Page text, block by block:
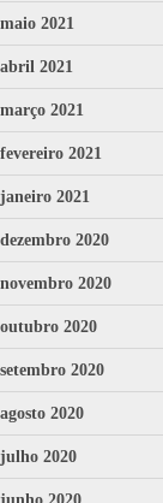
maio 2021
abril 2021
março 2021
fevereiro 2021
janeiro 2021
dezembro 2020
novembro 2020
outubro 2020
setembro 2020
agosto 2020
julho 2020